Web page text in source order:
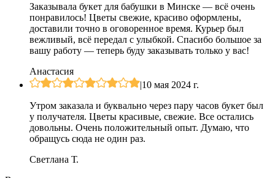
Заказывала букет для бабушки в Минске — всё очень
понравилось! Цветы свежие, красиво оформлены,
доставили точно в оговоренное время. Курьер был
вежливый, всё передал с улыбкой. Спасибо большое за
вашу работу — теперь буду заказывать только у вас!
Анастасия
|10 мая 2024 г.
Утром заказала и буквально через пару часов букет был
у получателя. Цветы красивые, свежие. Все остались
довольны. Очень положительный опыт. Думаю, что
обращусь сюда не один раз.
Светлана Т.